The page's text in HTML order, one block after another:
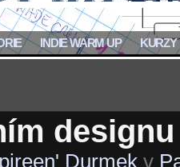
INDIE WARM UP KURZY
designu
Durmek v